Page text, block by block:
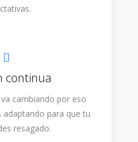
continua
cambiando por eso
para que tu
resagado.